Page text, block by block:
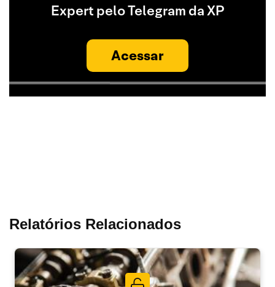
Expert pelo Telegram da XP
Acessar
Relatórios Relacionados